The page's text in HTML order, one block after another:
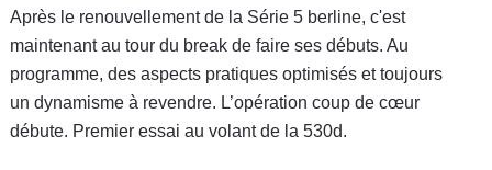
Après le renouvellement de la Série 5 berline, c'est
maintenant au tour du break de faire ses débuts. Au
programme, des aspects pratiques optimisés et toujours
un dynamisme à revendre. L’opération coup de cœur
débute. Premier essai au volant de la 530d.